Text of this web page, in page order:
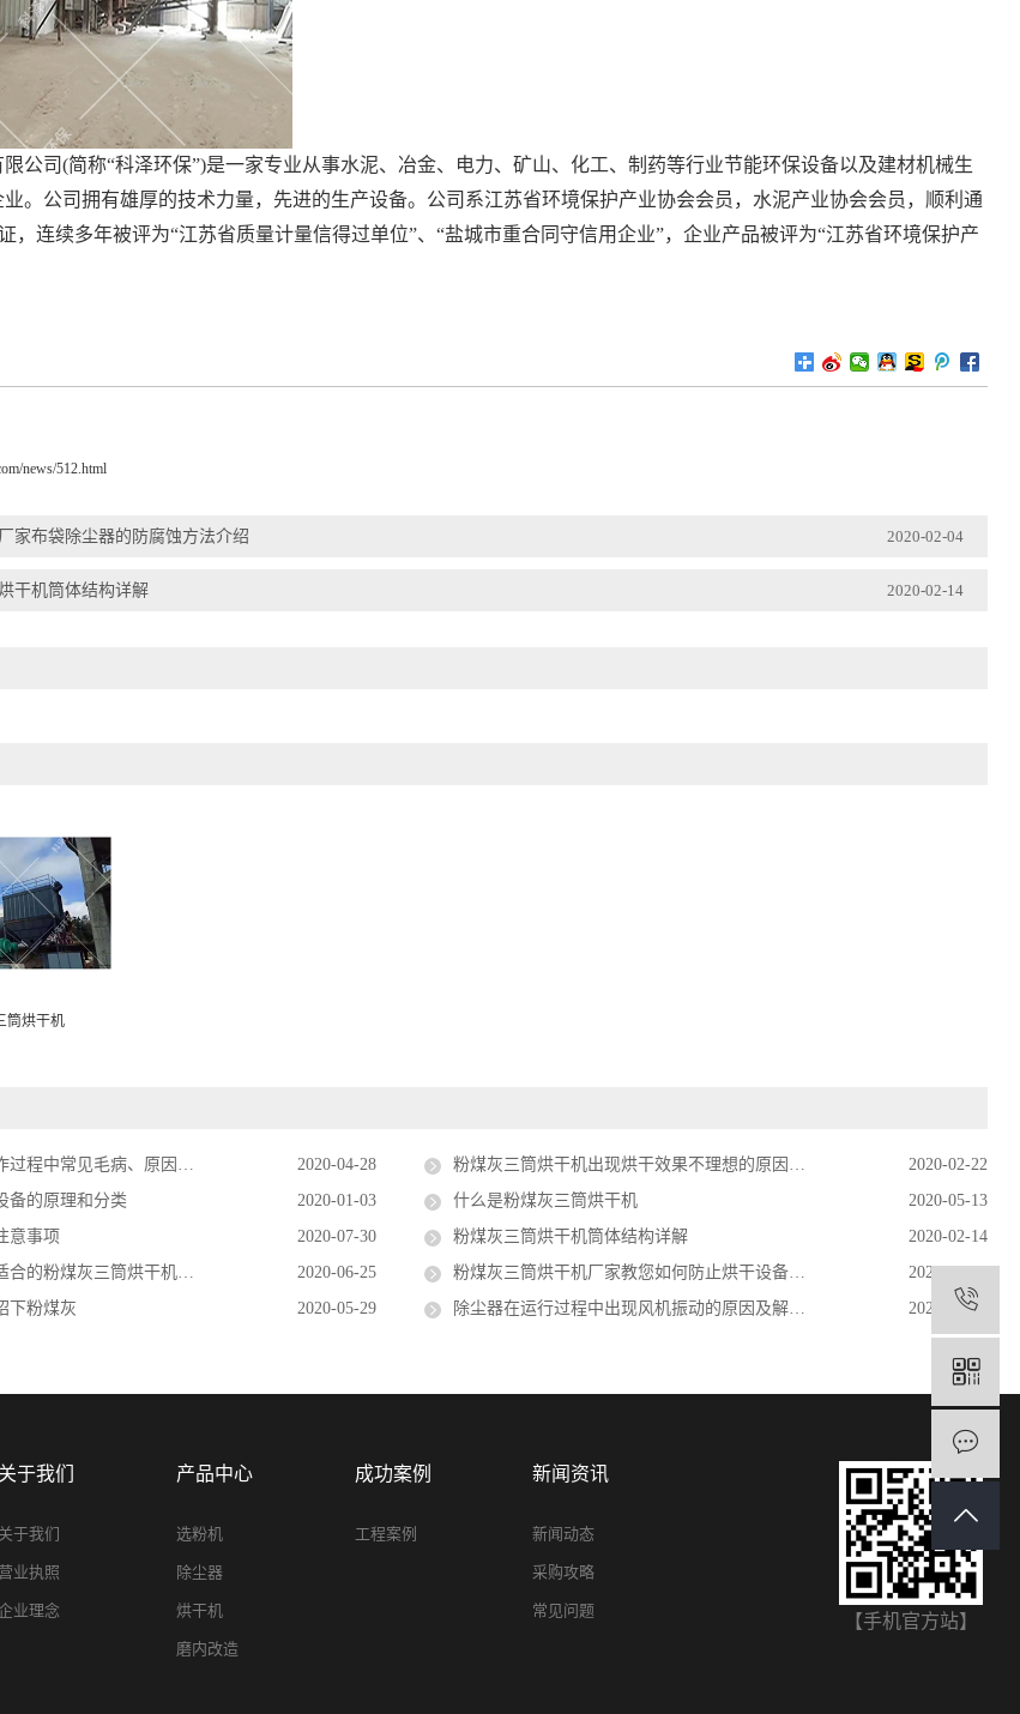
公司(简称“科泽环保”)是一家专业从事水泥、冶金、电力、矿山、化工、制药等行业节能环保设备以及建材机械生
。公司拥有雄厚的技术力量，先进的生产设备。公司系江苏省环境保护产业协会会员，水泥产业协会会员，顺利通
，连续多年被评为“江苏省质量计量信得过单位”、“盐城市重合同守信用企业”，企业产品被评为“江苏省环境保护产
news/512.html
家布袋除尘器的防腐蚀方法介绍 2020-02-04
干机筒体结构详解 2020-02-14
筒烘干机
常见毛病、原因及消除方法 2020-04-28 粉煤灰三筒烘干机出现烘干效果不理想的原因分析
2020-02-22
备的原理和分类
2020-01-03 什么是粉煤灰三筒烘干机
2020-05-13
意事项
2020-07-30 粉煤灰三筒烘干机筒体结构详解
2020-02-14
粉煤灰三筒烘干机设备配件
2020-06-25 粉煤灰三筒烘干机厂家教您如何防止烘干设备生锈和腐蚀
2020-06-15
下粉煤灰
2020-05-29 除尘器在运行过程中出现风机振动的原因及解决办法 2020-01-16
关于我们
关于我们
营业执照
业理念
产品中心
选粉机
除尘器
烘干机
磨内改造
成功案例
工程案例
新闻资讯
新闻动态
采购攻略
常见问题
【手机官方站】